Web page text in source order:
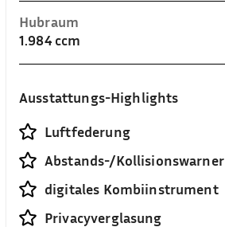
Hubraum
1.984 ccm
Ausstattungs-Highlights
Luftfederung
Abstands-/Kollisionswarner
digitales Kombiinstrument
Privacyverglasung